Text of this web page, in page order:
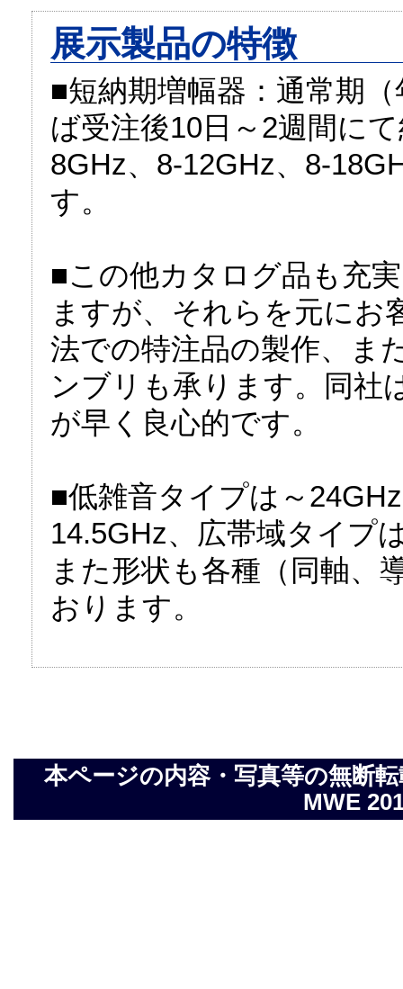
展示製品の特徴
■短納期増幅器：通常期
ば受注後10日～2週間に
8GHz、8-12GHz、8-
す。
■この他カタログ品も充
ますが、それらを元にお
法での特注品の製作、ま
ンブリも承ります。同社
が早く良心的です。
■低雑音タイプは～
14.5GHz、広帯域タイプ
また形状も各種（同軸、
おります。
本ページの内容・写真等の無断
MWE